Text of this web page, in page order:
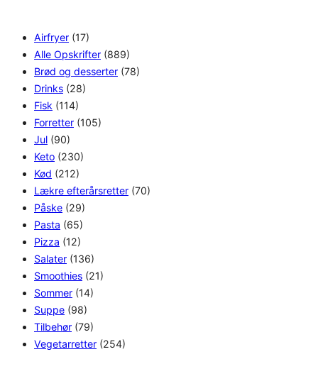
Airfryer (17)
Alle Opskrifter (889)
Brød og desserter (78)
Drinks (28)
Fisk (114)
Forretter (105)
Jul (90)
Keto (230)
Kød (212)
Lækre efterårsretter (70)
Påske (29)
Pasta (65)
Pizza (12)
Salater (136)
Smoothies (21)
Sommer (14)
Suppe (98)
Tilbehør (79)
Vegetarretter (254)